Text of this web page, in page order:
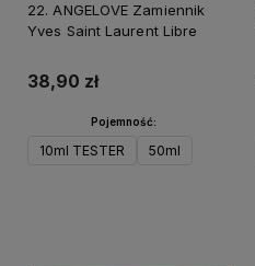
22. ANGELOVE Zamiennik
Yves Saint Laurent Libre
38,90 zł
Pojemność:
10ml TESTER 50ml